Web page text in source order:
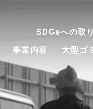
SDGsへの取
事業内容 大型ゴ